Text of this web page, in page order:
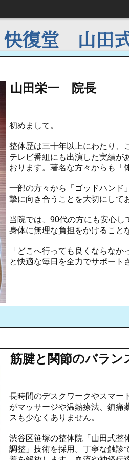
快復堂 山田
山田栄一 院長
初めまして。
整体歴は三十年以上にわたり、
テレビ番組にも出演した実績が
おります。著名な方々からも「
一部の方々から「ゴッドハンド
摯に向き合うことを大切にして
当院では、90代の方にも安心し
身体に無理な負担をかけること
「どこへ行っても良くならな
と快適な毎日を全力でサポート
筋腱と関節のバラン
長時間のデスクワークやスマー
がマッサージや温熱療法、鎮痛
スも少なくありません。
渋谷区笹塚の整体院「山田式整
調整」技術を採用。丁寧な触診